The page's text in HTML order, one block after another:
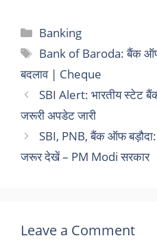
Categories
Banking
Tags
Bank of Baroda: बैंक ऑफ
बदलाव | Cheque
SBI Alert: भारतीय स्टेट
जरूरी अपडेट जारी
SBI, PNB, बैंक ऑफ
जरूर देखें – PM Modi सरकार
Leave a Comment